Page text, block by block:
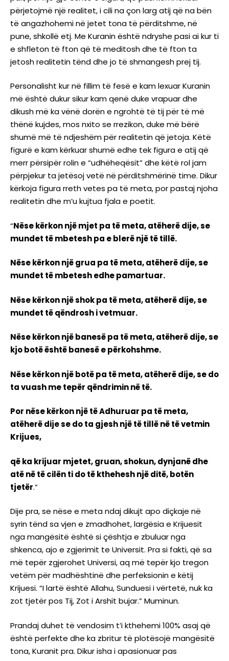
përjetojmë një realitet, i cili na çon larg atij që na bën
të angazhohemi në jetet tona të përditshme, në
pune, shkollë etj. Me Kuranin është ndryshe pasi ai kur ti
e shfleton të fton që të meditosh dhe të fton ta
jetosh realitetin tënd dhe jo të shmangesh prej tij.
Personalisht kur në fillim të fesë e kam lexuar Kuranin
më është dukur sikur kam qenë duke vrapuar dhe
dikush më ka vënë dorën e ngrohtë të tij për të më
thënë kujdes, mos nxito se rrezikon, duke më bërë
shumë më të ndjeshëm për realitetin që jetoja. Këtë
figurë e kam kërkuar shumë edhe tek figura e atij që
merr përsipër rolin e “udhëheqësit” dhe këtë rol jam
përpjekur ta jetësoj vetë në përditshmërinë time. Dikur
kërkoja figura rreth vetes pa të meta, por pastaj njoha
realitetin dhe m’u kujtua fjala e poetit.
“Nëse kërkon një mjet pa të meta, atëherë dije, se
mundet të mbetesh pa e blerë një të tillë.
Nëse kërkon një grua pa të meta, atëherë dije, se
mundet të mbetesh edhe pamartuar.
Nëse kërkon një shok pa të meta, atëherë dije, se
mundet të qëndrosh i vetmuar.
Nëse kërkon një banesë pa të meta, atëherë dije, se
kjo botë është banesë e përkohshme.
Nëse kërkon një botë pa të meta, atëherë dije, se do
ta vuash me tepër qëndrimin në të.
Por nëse kërkon një të Adhuruar pa të meta,
atëherë dije se do ta gjesh një të tillë në të vetmin
Krijues,
që ka krijuar mjetet, gruan, shokun, dynjanë dhe
atë në të cilën ti do të kthehesh një ditë, botën
tjetër.”
Dije pra, se nëse e meta ndaj dikujt apo diçkaje në
syrin tënd sa vjen e zmadhohet, largësia e Krijuesit
nga mangësitë është si çështja e zbuluar nga
shkenca, ajo e zgjerimit te Universit. Pra si fakti, që sa
më tepër zgjerohet Universi, aq më tepër kjo tregon
vetëm për madhështinë dhe perfeksionin e këtij
Krijuesi. “I lartë është Allahu, Sunduesi i vërtetë, nuk ka
zot tjetër pos Tij, Zot i Arshit bujar.” Muminun.
Prandaj duhet të vendosim t’i kthehemi 100% asaj që
është perfekte dhe ka zbritur të plotësojë mangësitë
tona, Kuranit pra. Dikur isha i apasionuar pas